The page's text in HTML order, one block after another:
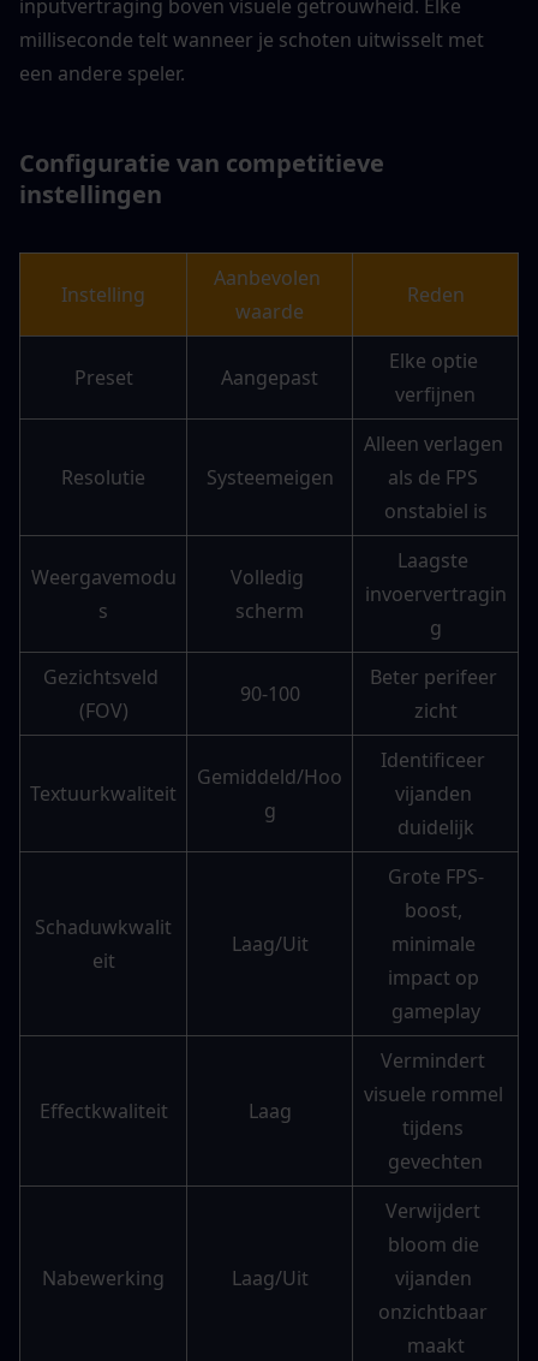
inputvertraging boven visuele getrouwheid. Elke
milliseconde telt wanneer je schoten uitwisselt met
een andere speler.
Configuratie van competitieve
instellingen
Instelling
Aanbevolen
waarde
Reden
Preset Aangepast
Elke optie
verfijnen
Resolutie Systeemeigen
Alleen verlagen
als de FPS
onstabiel is
Weergavemodu
s
Volledig
scherm
Laagste
invoervertragin
g
Gezichtsveld
(FOV)
90-100
Beter perifeer
zicht
Textuurkwaliteit
Gemiddeld/Hoo
g
Identificeer
vijanden
duidelijk
Schaduwkwalit
eit
Laag/Uit
Grote FPS-
boost,
minimale
impact op
gameplay
Effectkwaliteit Laag
Vermindert
visuele rommel
tijdens
gevechten
Nabewerking Laag/Uit
Verwijdert
bloom die
vijanden
onzichtbaar
maakt